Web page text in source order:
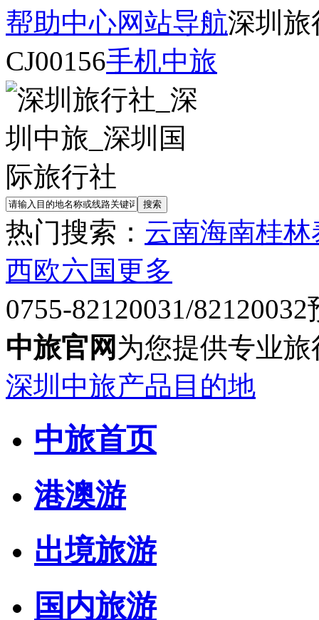
帮助中心网站导航深圳旅
CJ00156手机中旅
热门搜索： 云南海南桂林
西欧六国更多
0755-82120031/82120032
中旅官网 为您提供专业
深圳中旅产品目的地
中旅首页
港澳游
出境旅游
国内旅游